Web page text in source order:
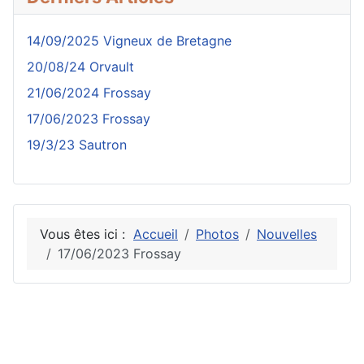
14/09/2025 Vigneux de Bretagne
20/08/24 Orvault
21/06/2024 Frossay
17/06/2023 Frossay
19/3/23 Sautron
Vous êtes ici : Accueil Photos
Nouvelles
17/06/2023 Frossay